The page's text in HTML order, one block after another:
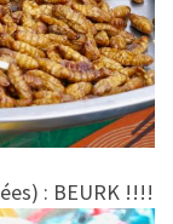
: BEURK !!!!